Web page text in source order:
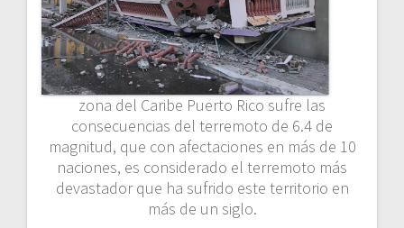
zona del Caribe Puerto Rico sufre las
consecuencias del terremoto de 6.4 de
magnitud, que con afectaciones en más de 10
naciones, es considerado el terremoto más
devastador que ha sufrido este territorio en
más de un siglo.